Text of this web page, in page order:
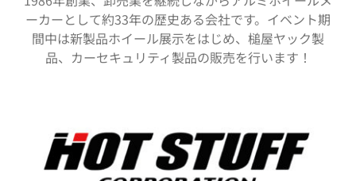
ーカーとして約33年の歴史ある会社です。イベント期
間中は新製品ホイール展示をはじめ、槌屋ヤック製
品、カーセキュリティ製品の販売を行います！